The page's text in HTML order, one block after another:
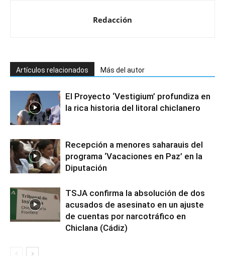
Redacción
Artículos relacionados Más del autor
El Proyecto ‘Vestigium’ profundiza en
la rica historia del litoral chiclanero
Recepción a menores saharauis del
programa ‘Vacaciones en Paz’ en la
Diputación
TSJA confirma la absolución de dos
acusados de asesinato en un ajuste
de cuentas por narcotráfico en
Chiclana (Cádiz)